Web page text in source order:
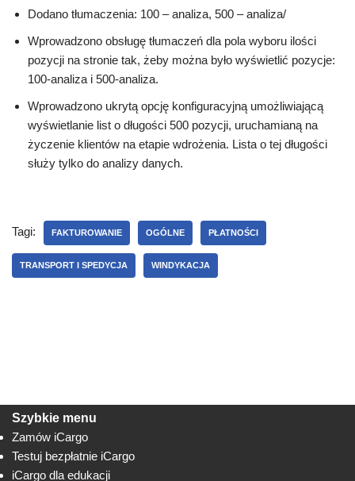
Dodano tłumaczenia: 100 – analiza, 500 – analiza/
Wprowadzono obsługę tłumaczeń dla pola wyboru ilości
pozycji na stronie tak, żeby można było wyświetlić pozycje:
100-analiza i 500-analiza.
Wprowadzono ukrytą opcję konfiguracyjną umożliwiającą
wyświetlanie list o długości 500 pozycji, uruchamianą na
życzenie klientów na etapie wdrożenia. Lista o tej długości
służy tylko do analizy danych.
Tagi: FAKTUROWANIE OGÓLNE PŁATNOŚCI
TRANSPORT I SPEDYCJA WINDYKACJA
Szybkie menu
Zamów iCargo
Testuj bezpłatnie iCargo
iCargo dla edukacji